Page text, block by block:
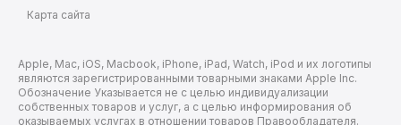
Карта сайта
Apple, Mac, iOS, Macbook, iPhone, iPad, Watch, iPod и их логотипы
являются зарегистрированными товарными знаками Apple Inc.
Обозначение Указывается не с целью индивидуализации
собственных товаров и услуг, а с целью информирования об
оказываемых услугах в отношении товаров Правообладателя.